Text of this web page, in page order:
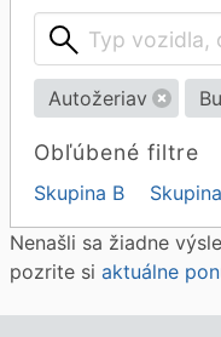
Autožeriav
Obľúbené filtre
Skupina B
Nenašli sa žiadne
pozrite si aktuálne